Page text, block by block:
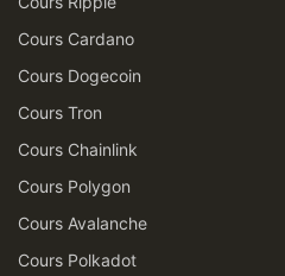
Cours Cardano
Cours Dogecoin
Cours Tron
Cours Chainlink
Cours Polygon
Cours Avalanche
Cours Polkadot